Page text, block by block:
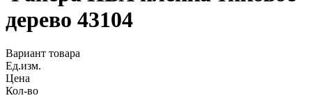
дерево 43104
Вариант товара
Ед.изм.
Цена
Кол-во